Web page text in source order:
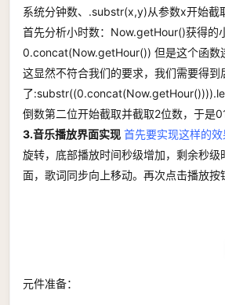
系统分钟数、.substr(x,y)从参数x开始
首先分析小时数：Now.getHour()获得的
0.concat(Now.getHour()) 但是这个函数
这显然不符合我们的要求，我们需要得
了
倒数第二位开始截取并截取2位数，于是
3.音乐播放界面实现 首先要实现这样的效
旋转，底部播放时间秒级增加，剩余秒
面，歌词同步向上移动。再次点击播放
元件准备：